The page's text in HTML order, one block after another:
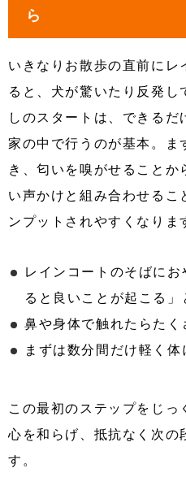
ら
いきなりお散歩の直前にレ
ると、犬が驚いたり反発し
しのスタートは、できるだ
家の中で行うのが基本。ま
き、匂いを嗅がせることか
い声かけと組み合わせるこ
ンプットされやすくなりま
レインコートのそばに
ると良いことが起こる」
鼻や身体で触れたらたく
まずは数分間だけ軽く
この最初のステップをじ
心を和らげ、抵抗なく次の
す。